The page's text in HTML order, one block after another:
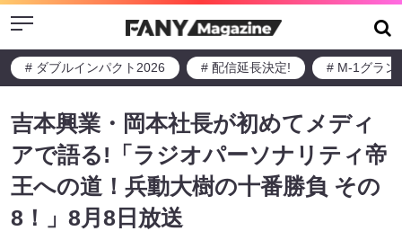
Menu
# ダブルインパクト2026 # 配信延長決定! # M-1グラン
吉本興業・岡本社長が初めてメディ
アで語る!「ラジオパーソナリティ帝
王への道！兵動大樹の十番勝負 その
8！」8月8日放送